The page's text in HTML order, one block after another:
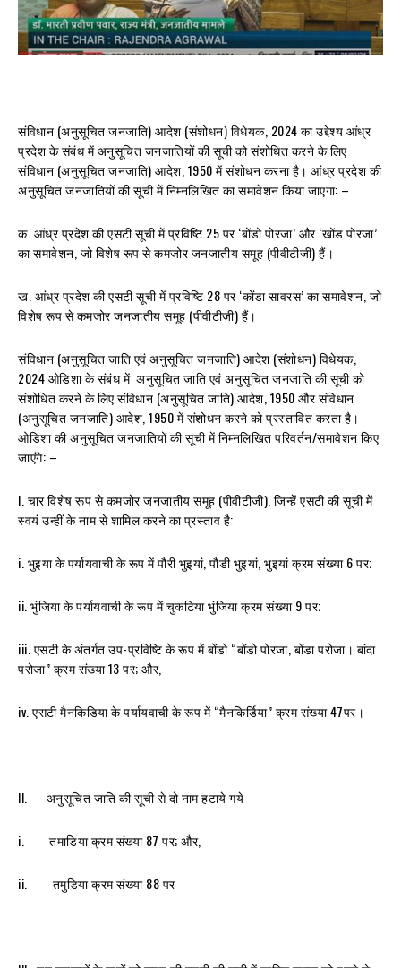
संविधान (अनुसूचित जनजाति) आदेश (संशोधन) विधेयक, 2024 का उद्देश्य आंध्र
प्रदेश के संबंध में अनुसूचित जनजातियों की सूची को संशोधित करने के लिए
संविधान (अनुसूचित जनजाति) आदेश, 1950 में संशोधन करना है। आंध्र प्रदेश की
अनुसूचित जनजातियों की सूची में निम्नलिखित का समावेशन किया जाएगा: –
क. आंध्र प्रदेश की एसटी सूची में प्रविष्टि 25 पर ‘बोंडो पोरजा’ और ‘खोंड पोरजा’
का समावेशन, जो विशेष रूप से कमजोर जनजातीय समूह (पीवीटीजी) हैं।
ख. आंध्र प्रदेश की एसटी सूची में प्रविष्टि 28 पर ‘कोंडा सावरस’ का समावेशन, जो
विशेष रूप से कमजोर जनजातीय समूह (पीवीटीजी) हैं।
संविधान (अनुसूचित जाति एवं अनुसूचित जनजाति) आदेश (संशोधन) विधेयक,
2024 ओडिशा के संबंध में अनुसूचित जाति एवं अनुसूचित जनजाति की सूची को
संशोधित करने के लिए संविधान (अनुसूचित जाति) आदेश, 1950 और संविधान
(अनुसूचित जनजाति) आदेश, 1950 में संशोधन करने को प्रस्तावित करता है।
ओडिशा की अनुसूचित जनजातियों की सूची में निम्नलिखित परिवर्तन/समावेशन किए
जाएंगे: –
I. चार विशेष रूप से कमजोर जनजातीय समूह (पीवीटीजी), जिन्हें एसटी की सूची में
स्वयं उन्हीं के नाम से शामिल करने का प्रस्ताव है:
i. भुइया के पर्यायवाची के रूप में पौरी भुइयां, पौडी भुइयां, भुइयां क्रम संख्या 6 पर;
ii. भुंजिया के पर्यायवाची के रूप में चुकटिया भुंजिया क्रम संख्या 9 पर;
iii. एसटी के अंतर्गत उप-प्रविष्टि के रूप में बोंडो “बोंडो पोरजा, बोंडा परोजा। बांदा
परोजा” क्रम संख्या 13 पर; और,
iv. एसटी मैनकिडिया के पर्यायवाची के रूप में “मैनकिर्डिया” क्रम संख्या 47पर।
II. अनुसूचित जाति की सूची से दो नाम हटाये गये
i. तमाडिया क्रम संख्या 87 पर; और,
ii. तमुडिया क्रम संख्या 88 पर